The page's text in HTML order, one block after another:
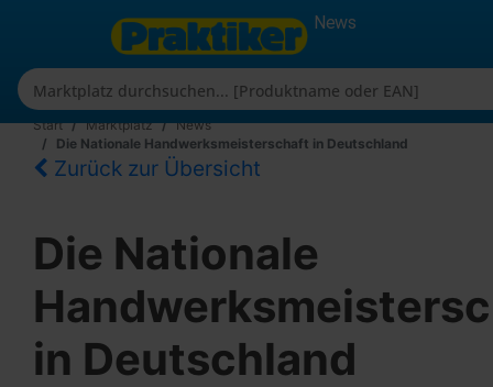
News
Start Marktplatz
News
Die Nationale Handwerksmeisterschaft in Deutschland
Zurück zur Übersicht
Die Nationale
in Deutschland